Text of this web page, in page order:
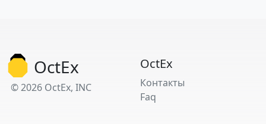
OctEx
© 2026 OctEx, INC
OctEx
Контакты
Faq